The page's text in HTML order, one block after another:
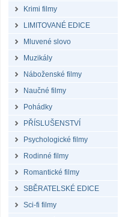
Krimi filmy
LIMITOVANÉ EDICE
Mluvené slovo
Muzikály
Náboženské filmy
Naučné filmy
Pohádky
PŘÍSLUŠENSTVÍ
Psychologické filmy
Rodinné filmy
Romantické filmy
SBĚRATELSKÉ EDICE
Sci-fi filmy